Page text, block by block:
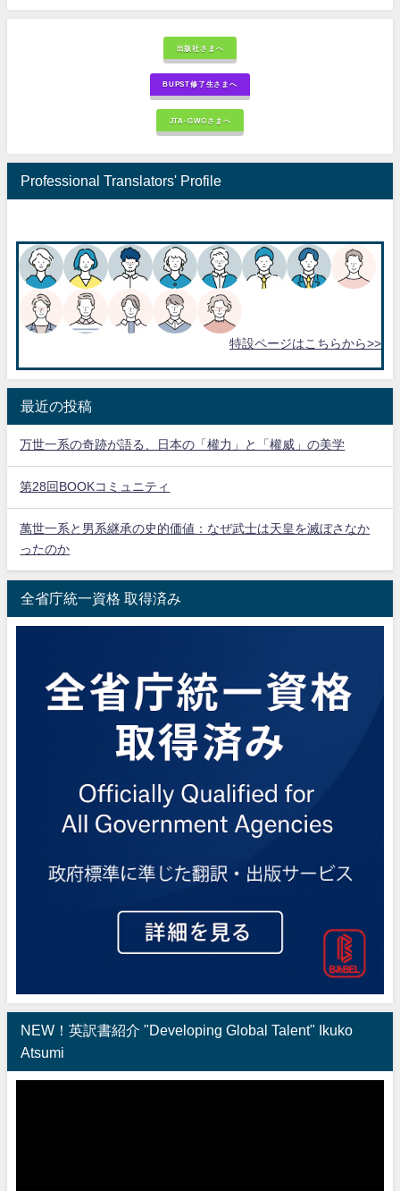
出版社さまへ
BUPST修了生さまへ
JTA-GWGさまへ
Professional Translators' Profile
特設ページはこちらから>>
最近の投稿
万世一系の奇跡が語る、日本の「權力」と「權威」の美学
第28回BOOKコミュニティ
萬世一系と男系継承の史的価値：なぜ武士は天皇を滅ぼさなか
ったのか
全省庁統一資格 取得済み
NEW！英訳書紹介 "Developing Global Talent" Ikuko
Atsumi